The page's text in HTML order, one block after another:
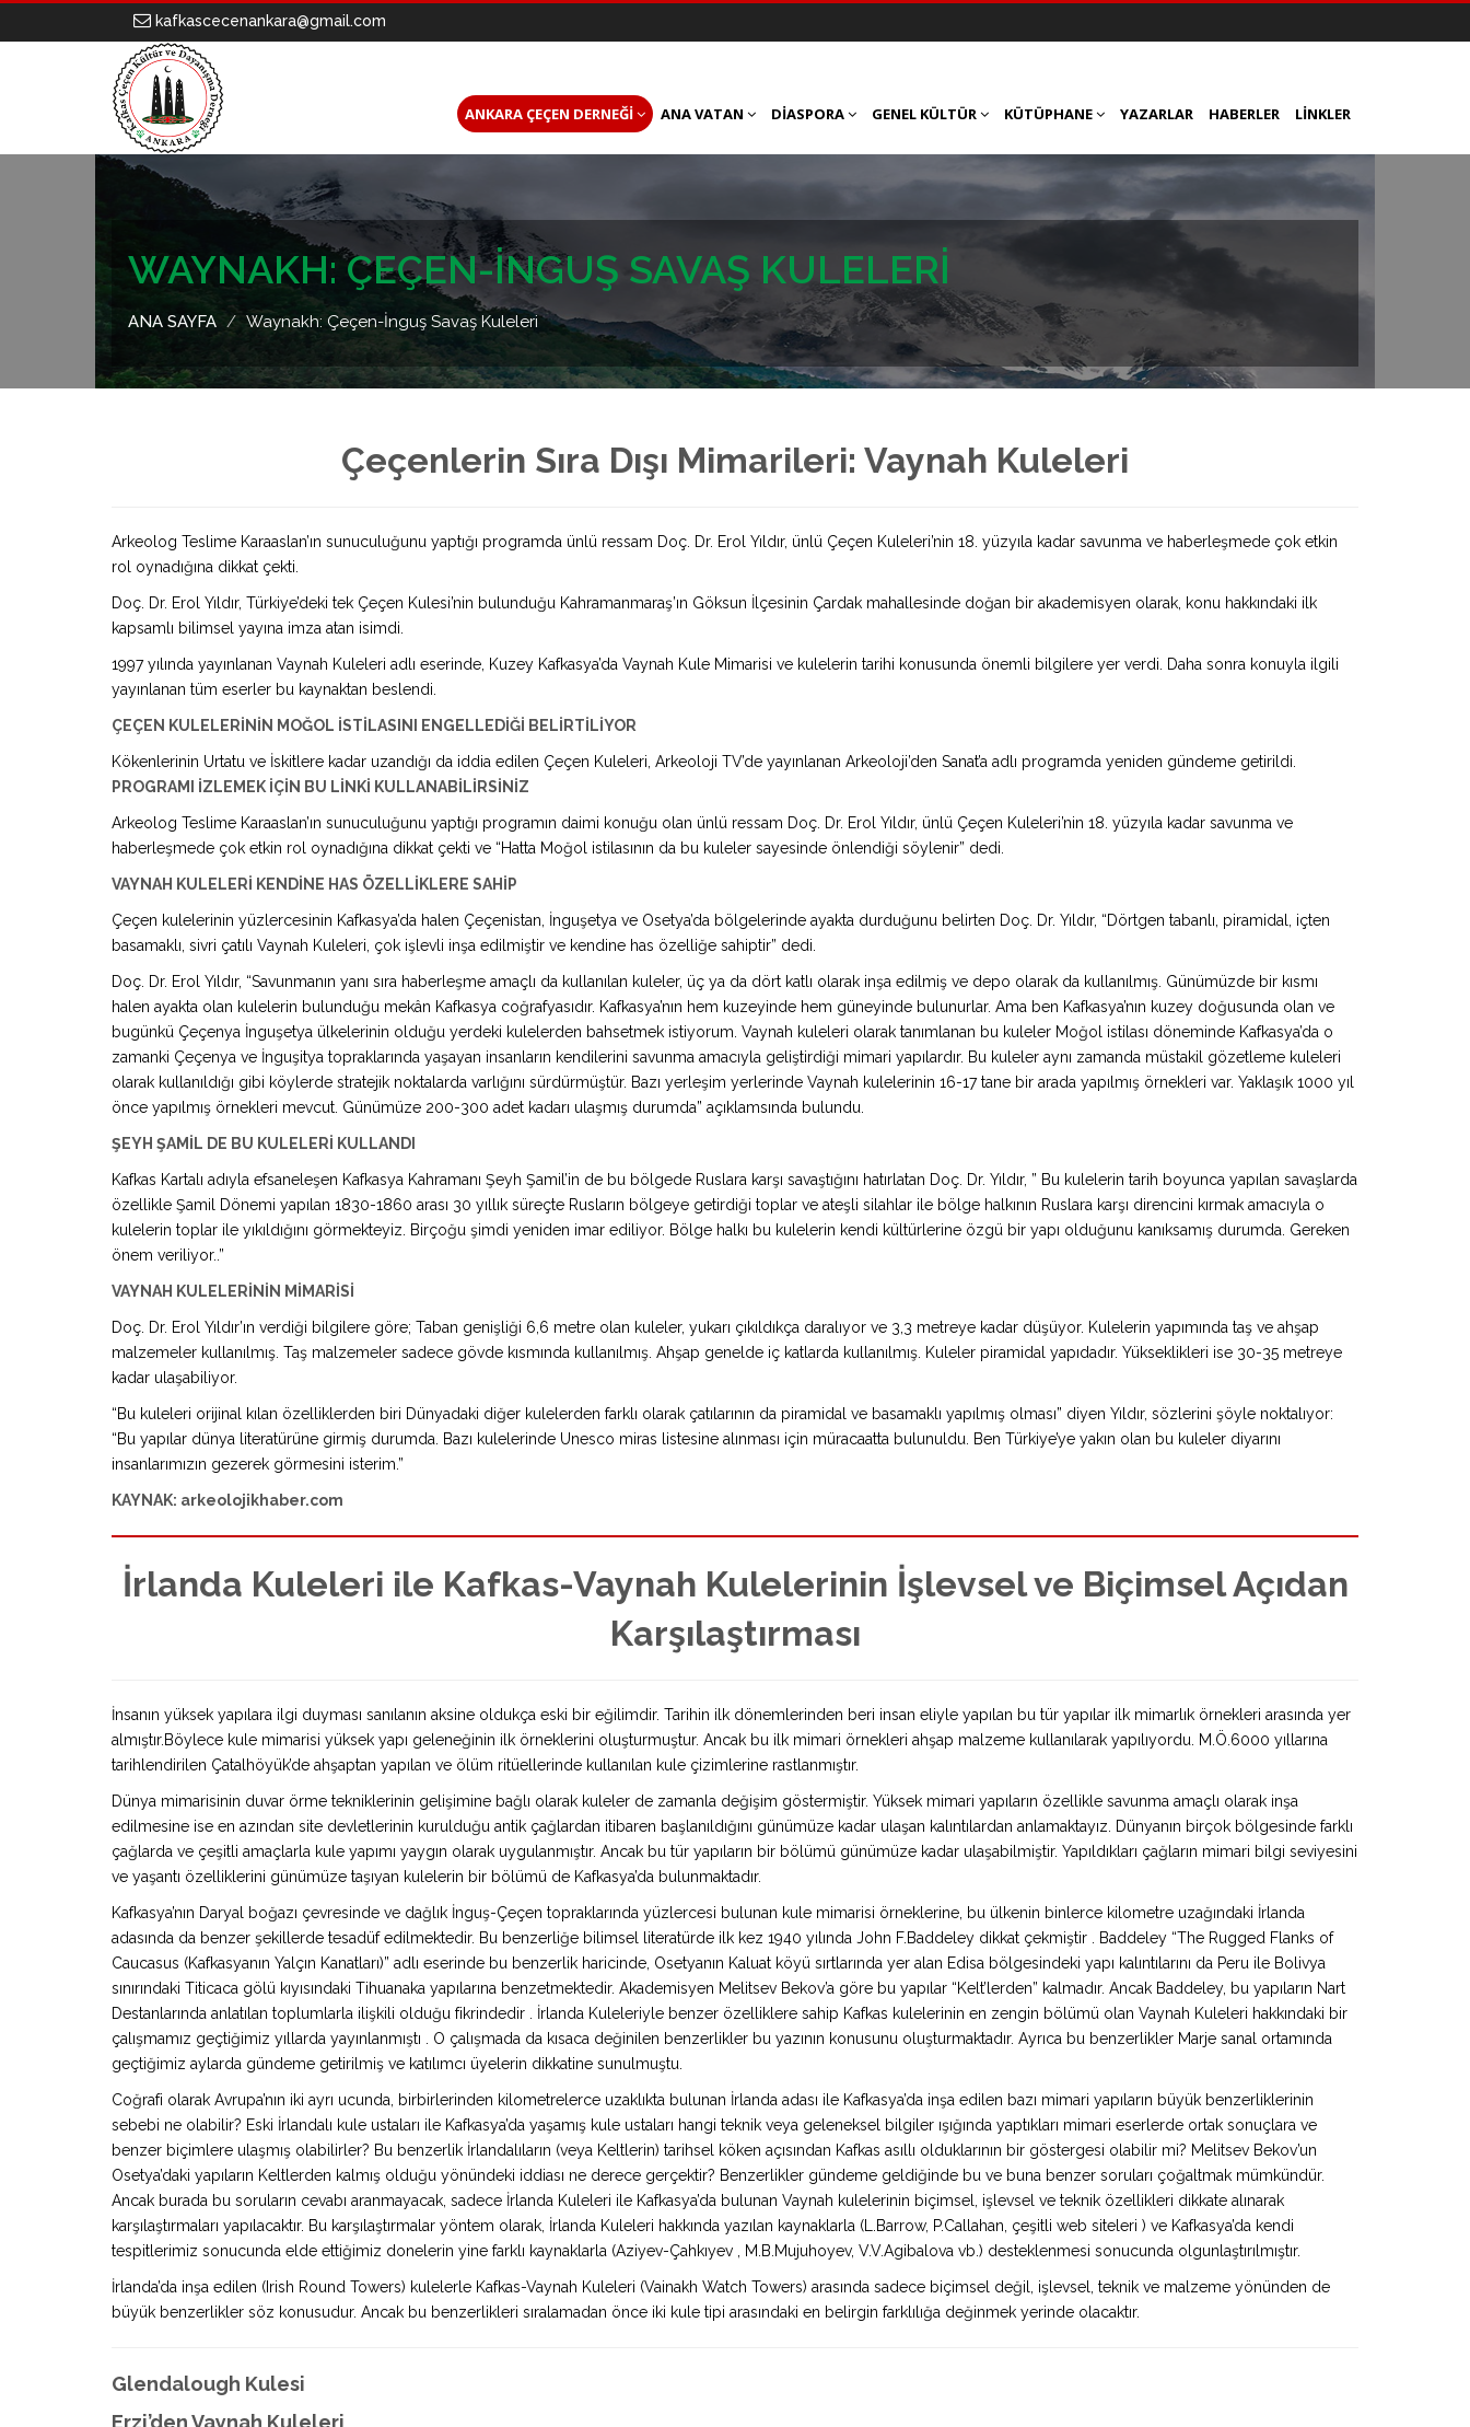
kafkascecenankara@gmail.com
ANKARA ÇEÇEN DERNEĞI ANA VATAN DIASPORA GENEL KÜLTÜR KÜTÜPHANE YAZARLAR HABERLER LINKLER
WAYNAKH: ÇEÇEN-İNGUŞ SAVAŞ KULELERI
ANA SAYFA Waynakh: Çeçen-İnguş Savaş Kuleleri
Çeçenlerin Sıra Dışı Mimarileri: Vaynah Kuleleri
Arkeolog Teslime Karaaslan’ın sunuculuğunu yaptığı programda ünlü ressam Doç. Dr. Erol Yıldır, ünlü Çeçen Kuleleri’nin 18. yüzyıla kadar savunma ve haberleşmede çok etkin
rol oynadığına dikkat çekti.
Doç. Dr. Erol Yıldır, Türkiye’deki tek Çeçen Kulesi’nin bulunduğu Kahramanmaraş’ın Göksun İlçesinin Çardak mahallesinde doğan bir akademisyen olarak, konu hakkındaki ilk
kapsamlı bilimsel yayına imza atan isimdi.
1997 yılında yayınlanan Vaynah Kuleleri adlı eserinde, Kuzey Kafkasya’da Vaynah Kule Mimarisi ve kulelerin tarihi konusunda önemli bilgilere yer verdi. Daha sonra konuyla ilgili
yayınlanan tüm eserler bu kaynaktan beslendi.
ÇEÇEN KULELERİNİN MOĞOL İSTİLASINI ENGELLEDİĞİ BELİRTİLİYOR
Kökenlerinin Urtatu ve İskitlere kadar uzandığı da iddia edilen Çeçen Kuleleri, Arkeoloji TV’de yayınlanan Arkeoloji’den Sanat’a adlı programda yeniden gündeme getirildi.
PROGRAMI İZLEMEK İÇİN BU LİNKİ KULLANABİLİRSİNİZ
Arkeolog Teslime Karaaslan’ın sunuculuğunu yaptığı programın daimi konuğu olan ünlü ressam Doç. Dr. Erol Yıldır, ünlü Çeçen Kuleleri’nin 18. yüzyıla kadar savunma ve
haberleşmede çok etkin rol oynadığına dikkat çekti ve “Hatta Moğol istilasının da bu kuleler sayesinde önlendiği söylenir” dedi.
VAYNAH KULELERİ KENDİNE HAS ÖZELLİKLERE SAHİP
Çeçen kulelerinin yüzlercesinin Kafkasya’da halen Çeçenistan, İnguşetya ve Osetya’da bölgelerinde ayakta durduğunu belirten Doç. Dr. Yıldır, “Dörtgen tabanlı, piramidal, içten
basamaklı, sivri çatılı Vaynah Kuleleri, çok işlevli inşa edilmiştir ve kendine has özelliğe sahiptir” dedi.
Doç. Dr. Erol Yıldır, “Savunmanın yanı sıra haberleşme amaçlı da kullanılan kuleler, üç ya da dört katlı olarak inşa edilmiş ve depo olarak da kullanılmış. Günümüzde bir kısmı
halen ayakta olan kulelerin bulunduğu mekân Kafkasya coğrafyasıdır. Kafkasya’nın hem kuzeyinde hem güneyinde bulunurlar. Ama ben Kafkasya’nın kuzey doğusunda olan ve
bugünkü Çeçenya İnguşetya ülkelerinin olduğu yerdeki kulelerden bahsetmek istiyorum. Vaynah kuleleri olarak tanımlanan bu kuleler Moğol istilası döneminde Kafkasya’da o
zamanki Çeçenya ve İnguşitya topraklarında yaşayan insanların kendilerini savunma amacıyla geliştirdiği mimari yapılardır. Bu kuleler aynı zamanda müstakil gözetleme kuleleri
olarak kullanıldığı gibi köylerde stratejik noktalarda varlığını sürdürmüştür. Bazı yerleşim yerlerinde Vaynah kulelerinin 16-17 tane bir arada yapılmış örnekleri var. Yaklaşık 1000 yıl
önce yapılmış örnekleri mevcut. Günümüze 200-300 adet kadarı ulaşmış durumda” açıklamsında bulundu.
ŞEYH ŞAMİL DE BU KULELERİ KULLANDI
Kafkas Kartalı adıyla efsaneleşen Kafkasya Kahramanı Şeyh Şamil’in de bu bölgede Ruslara karşı savaştığını hatırlatan Doç. Dr. Yıldır, ” Bu kulelerin tarih boyunca yapılan savaşlarda
özellikle Şamil Dönemi yapılan 1830-1860 arası 30 yıllık süreçte Rusların bölgeye getirdiği toplar ve ateşli silahlar ile bölge halkının Ruslara karşı direncini kırmak amacıyla o
kulelerin toplar ile yıkıldığını görmekteyiz. Birçoğu şimdi yeniden imar ediliyor. Bölge halkı bu kulelerin kendi kültürlerine özgü bir yapı olduğunu kanıksamış durumda. Gereken
önem veriliyor..”
VAYNAH KULELERİNİN MİMARİSİ
Doç. Dr. Erol Yıldır’ın verdiği bilgilere göre; Taban genişliği 6,6 metre olan kuleler, yukarı çıkıldıkça daralıyor ve 3,3 metreye kadar düşüyor. Kulelerin yapımında taş ve ahşap
malzemeler kullanılmış. Taş malzemeler sadece gövde kısmında kullanılmış. Ahşap genelde iç katlarda kullanılmış. Kuleler piramidal yapıdadır. Yükseklikleri ise 30-35 metreye
kadar ulaşabiliyor.
“Bu kuleleri orijinal kılan özelliklerden biri Dünyadaki diğer kulelerden farklı olarak çatılarının da piramidal ve basamaklı yapılmış olması” diyen Yıldır, sözlerini şöyle noktalıyor:
“Bu yapılar dünya literatürüne girmiş durumda. Bazı kulelerinde Unesco miras listesine alınması için müracaatta bulunuldu. Ben Türkiye’ye yakın olan bu kuleler diyarını
insanlarımızın gezerek görmesini isterim.”
KAYNAK: arkeolojikhaber.com
İrlanda Kuleleri ile Kafkas-Vaynah Kulelerinin İşlevsel ve Biçimsel Açıdan
Karşılaştırması
İnsanın yüksek yapılara ilgi duyması sanılanın aksine oldukça eski bir eğilimdir. Tarihin ilk dönemlerinden beri insan eliyle yapılan bu tür yapılar ilk mimarlık örnekleri arasında yer
almıştır.Böylece kule mimarisi yüksek yapı geleneğinin ilk örneklerini oluşturmuştur. Ancak bu ilk mimari örnekleri ahşap malzeme kullanılarak yapılıyordu. M.Ö.6000 yıllarına
tarihlendirilen Çatalhöyük’de ahşaptan yapılan ve ölüm ritüellerinde kullanılan kule çizimlerine rastlanmıştır.
Dünya mimarisinin duvar örme tekniklerinin gelişimine bağlı olarak kuleler de zamanla değişim göstermiştir. Yüksek mimari yapıların özellikle savunma amaçlı olarak inşa
edilmesine ise en azından site devletlerinin kurulduğu antik çağlardan itibaren başlanıldığını günümüze kadar ulaşan kalıntılardan anlamaktayız. Dünyanın birçok bölgesinde farklı
çağlarda ve çeşitli amaçlarla kule yapımı yaygın olarak uygulanmıştır. Ancak bu tür yapıların bir bölümü günümüze kadar ulaşabilmiştir. Yapıldıkları çağların mimari bilgi seviyesini
ve yaşantı özelliklerini günümüze taşıyan kulelerin bir bölümü de Kafkasya’da bulunmaktadır.
Kafkasya’nın Daryal boğazı çevresinde ve dağlık İnguş-Çeçen topraklarında yüzlercesi bulunan kule mimarisi örneklerine, bu ülkenin binlerce kilometre uzağındaki İrlanda
adasında da benzer şekillerde tesadüf edilmektedir. Bu benzerliğe bilimsel literatürde ilk kez 1940 yılında John F.Baddeley dikkat çekmiştir . Baddeley “The Rugged Flanks of
Caucasus (Kafkasyanın Yalçın Kanatları)” adlı eserinde bu benzerlik haricinde, Osetyanın Kaluat köyü sırtlarında yer alan Edisa bölgesindeki yapı kalıntılarını da Peru ile Bolivya
sınırındaki Titicaca gölü kıyısındaki Tihuanaka yapılarına benzetmektedir. Akademisyen Melitsev Bekov’a göre bu yapılar “Kelt’lerden” kalmadır. Ancak Baddeley, bu yapıların Nart
Destanlarında anlatılan toplumlarla ilişkili olduğu fikrindedir . İrlanda Kuleleriyle benzer özelliklere sahip Kafkas kulelerinin en zengin bölümü olan Vaynah Kuleleri hakkındaki bir
çalışmamız geçtiğimiz yıllarda yayınlanmıştı . O çalışmada da kısaca değinilen benzerlikler bu yazının konusunu oluşturmaktadır. Ayrıca bu benzerlikler Marje sanal ortamında
geçtiğimiz aylarda gündeme getirilmiş ve katılımcı üyelerin dikkatine sunulmuştu.
Coğrafi olarak Avrupa’nın iki ayrı ucunda, birbirlerinden kilometrelerce uzaklıkta bulunan İrlanda adası ile Kafkasya’da inşa edilen bazı mimari yapıların büyük benzerliklerinin
sebebi ne olabilir? Eski İrlandalı kule ustaları ile Kafkasya’da yaşamış kule ustaları hangi teknik veya geleneksel bilgiler ışığında yaptıkları mimari eserlerde ortak sonuçlara ve
benzer biçimlere ulaşmış olabilirler? Bu benzerlik İrlandalıların (veya Keltlerin) tarihsel köken açısından Kafkas asıllı olduklarının bir göstergesi olabilir mi? Melitsev Bekov’un
Osetya’daki yapıların Keltlerden kalmış olduğu yönündeki iddiası ne derece gerçektir? Benzerlikler gündeme geldiğinde bu ve buna benzer soruları çoğaltmak mümkündür.
Ancak burada bu soruların cevabı aranmayacak, sadece İrlanda Kuleleri ile Kafkasya’da bulunan Vaynah kulelerinin biçimsel, işlevsel ve teknik özellikleri dikkate alınarak
karşılaştırmaları yapılacaktır. Bu karşılaştırmalar yöntem olarak, İrlanda Kuleleri hakkında yazılan kaynaklarla (L.Barrow, P.Callahan, çeşitli web siteleri ) ve Kafkasya’da kendi
tespitlerimiz sonucunda elde ettiğimiz donelerin yine farklı kaynaklarla (Aziyev-Çahkıyev , M.B.Mujuhoyev, V.V.Agibalova vb.) desteklenmesi sonucunda olgunlaştırılmıştır.
İrlanda’da inşa edilen (Irish Round Towers) kulelerle Kafkas-Vaynah Kuleleri (Vainakh Watch Towers) arasında sadece biçimsel değil, işlevsel, teknik ve malzeme yönünden de
büyük benzerlikler söz konusudur. Ancak bu benzerlikleri sıralamadan önce iki kule tipi arasındaki en belirgin farklılığa değinmek yerinde olacaktır.
Glendalough Kulesi
Erzi’den Vaynah Kuleleri